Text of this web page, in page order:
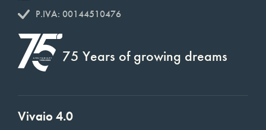
P.IVA: 00144510476
75 Years of growing dreams
Vivaio 4.0